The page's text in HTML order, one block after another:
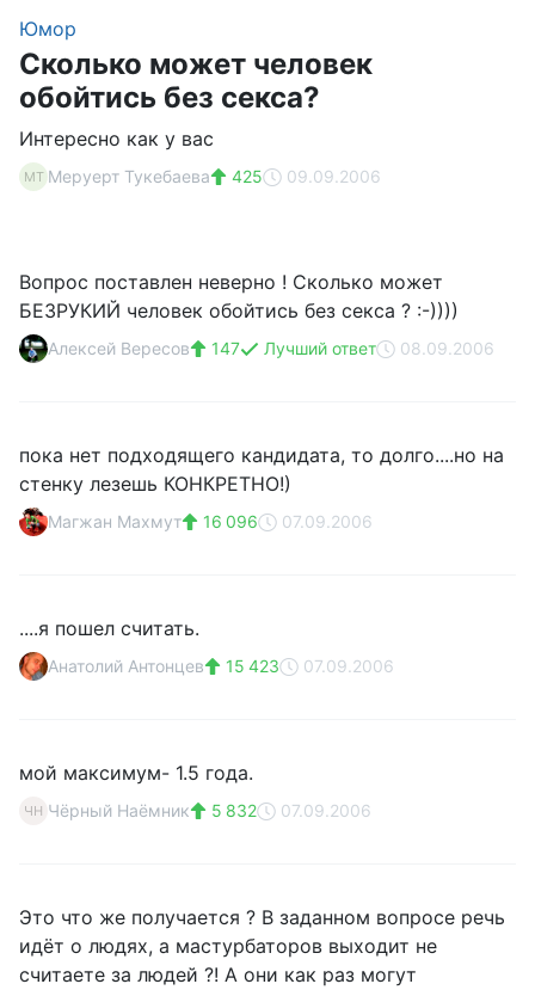
Юмор
Сколько может человек
обойтись без секса?
Интересно как у вас
МТ Меруерт Тукебаева 425 09.09.2006
Вопрос поставлен неверно ! Сколько может
БЕЗРУКИЙ человек обойтись без секса ? :-))))
Алексей Вересов 147 Лучший ответ 08.09.2006
пока нет подходящего кандидата, то долго....но на
стенку лезешь КОНКРЕТНО!)
Магжан Махмут 16 096 07.09.2006
....я пошел считать.
Анатолий Антонцев 15 423 07.09.2006
мой максимум- 1.5 года.
ЧН Чёрный Наёмник 5 832 07.09.2006
Это что же получается ? В заданном вопросе речь
идёт о людях, а мастурбаторов выходит не
считаете за людей ?! А они как раз могут